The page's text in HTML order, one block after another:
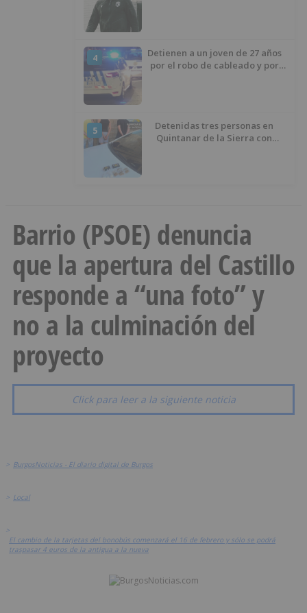
4
Detienen a un joven de 27 años
por el robo de cableado y por
5
Detenidas tres personas en
Quintanar de la Sierra con
Barrio (PSOE) denuncia
que la apertura del Castillo
responde a “una foto” y
no a la culminación del
proyecto
Click para leer a la siguiente noticia
> BurgosNoticias - El diario digital de Burgos
> Local
>
El cambio de la tarjetas del bonobús comenzará el 16 de febrero y sólo se podrá
traspasar 4 euros de la antigua a la nueva